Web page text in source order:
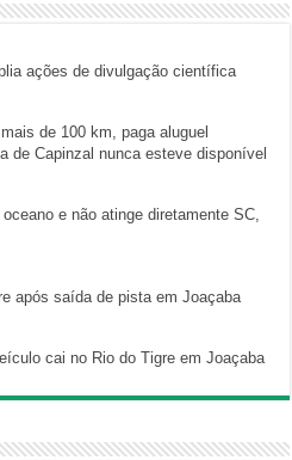
ações de divulgação científica
de 100 km, paga aluguel
de Capinzal nunca esteve disponível
e não atinge diretamente SC,
após saída de pista em Joaçaba
cai no Rio do Tigre em Joaçaba